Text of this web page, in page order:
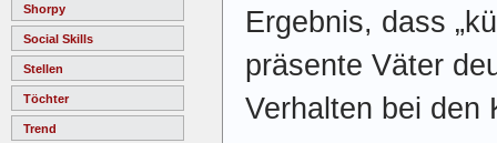
Shorpy
Social Skills
Stellen
Töchter
Trend
Ergebnis, dass
präsente Väter
Verhalten bei den